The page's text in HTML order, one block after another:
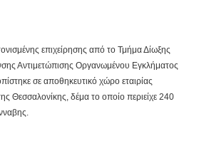
επιχείρησης από το Τμήμα Δίωξης
Αντιμετώπισης Οργανωμένου Εγκλήματος
σε αποθηκευτικό χώρο εταιρίας
Θεσσαλονίκης, δέμα το οποίο περιείχε 240